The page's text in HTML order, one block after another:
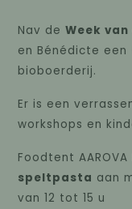
Nav de Week
en Bénédicte een
bioboerderij.
Er is een
workshops en
Foodtent
speltpasta aan
van 12 tot 15 u